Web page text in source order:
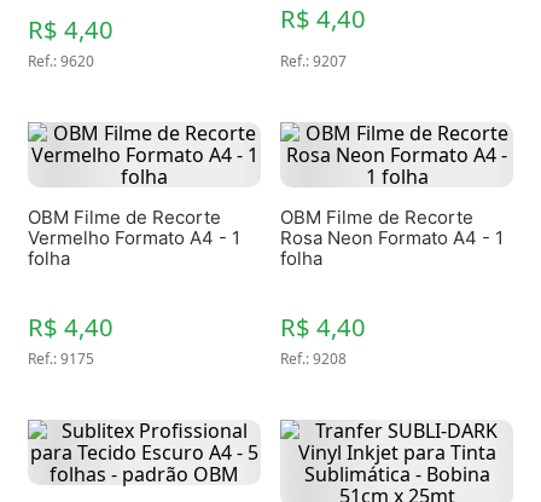
R$ 4,40
Ref.:9620
R$ 4,40
Ref.:9207
OBM Filme de Recorte
Vermelho Formato A4 - 1
folha
R$ 4,40
Ref.:9175
OBM Filme de Recorte
Rosa Neon Formato A4 - 1
folha
R$ 4,40
Ref.:9208